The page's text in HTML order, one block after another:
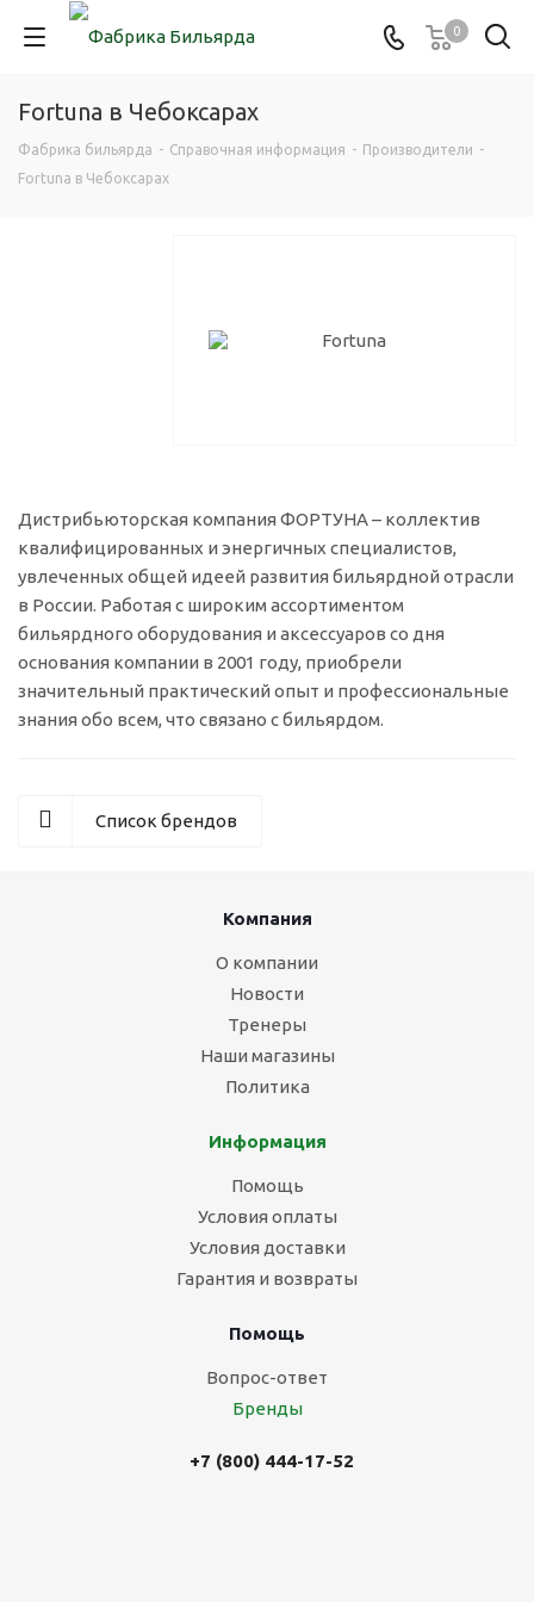
0
Fortuna в Чебоксарах
Фабрика бильярда - Справочная информация - Производители -
Fortuna в Чебоксарах
Дистрибьюторская компания ФОРТУНА – коллектив
квалифицированных и энергичных специалистов,
увлеченных общей идеей развития бильярдной отрасли
в России. Работая с широким ассортиментом
бильярдного оборудования и аксессуаров со дня
основания компании в 2001 году, приобрели
значительный практический опыт и профессиональные
знания обо всем, что связано с бильярдом.
Список брендов
Компания
О компании
Новости
Тренеры
Наши магазины
Политика
Информация
Помощь
Условия оплаты
Условия доставки
Гарантия и возвраты
Помощь
Вопрос-ответ
Бренды
+7 (800) 444-17-52